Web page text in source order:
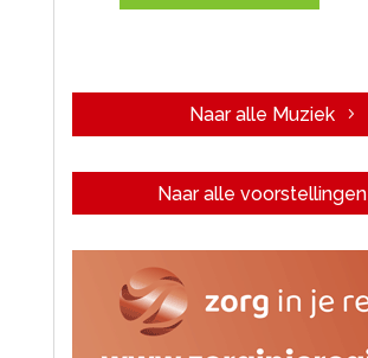
Naar alle Muziek
Naar alle voorstellingen